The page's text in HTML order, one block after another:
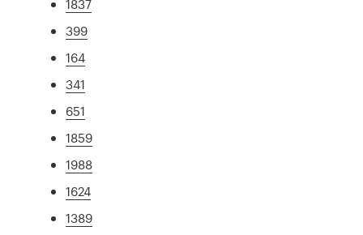
1837
399
164
341
651
1859
1988
1624
1389